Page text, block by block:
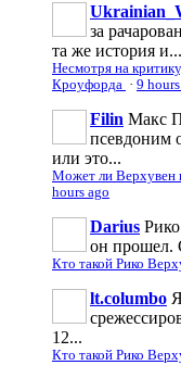
за
та же история и...
Несмотря на
Кроуфорда · 9
Filin Макс
псевдоним
или это...
Может ли Верхувен
hours ago
Darius
он прошел.
Кто такой Рико
lt.columbo
12...
Кто такой Рико